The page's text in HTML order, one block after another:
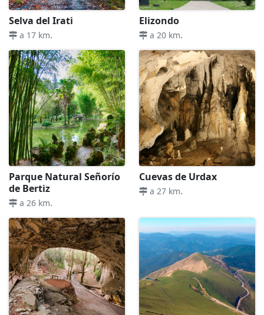
Selva del Irati
a 17 km.
Elizondo
a 20 km.
Parque Natural Señorío
de Bertiz
a 26 km.
Cuevas de Urdax
a 27 km.